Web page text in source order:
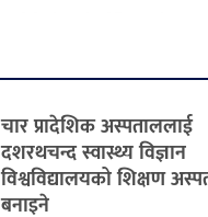
चार प्रादेशिक अस्पताललाई
दशरथचन्द स्वास्थ्य विज्ञान
विश्वविद्यालयको शिक्षण
बनाइने